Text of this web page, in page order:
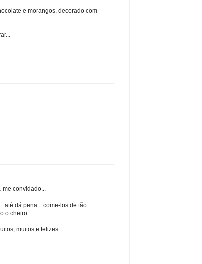
e morangos, decorado com
me convidado...
até dá pena... come-los de tão
o cheiro...
muitos e felizes.